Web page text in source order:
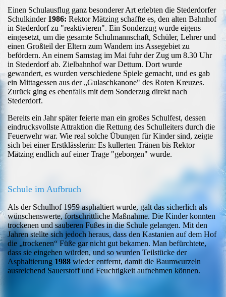
Einen Schulausflug ganz besonderer Art erlebten die Stederdorfer
Schulkinder 1986: Rektor Mätzing schaffte es, den alten Bahnhof
in Stederdorf zu "reaktivieren". Ein Sonderzug wurde eigens
eingesetzt, um die gesamte Schulmannschaft, Schüler, Lehrer und
einen Großteil der Eltern zum Wandern ins Assegebiet zu
befördern. An einem Samstag im Mai fuhr der Zug um 8.30 Uhr
in Stederdorf ab. Zielbahnhof war Dettum. Dort wurde
gewandert, es wurden verschiedene Spiele gemacht, und es gab
ein Mittagessen aus der „Gulaschkanone" des Roten Kreuzes.
Zurück ging es ebenfalls mit dem Sonderzug direkt nach
Stederdorf.
Bereits ein Jahr später feierte man ein großes Schulfest, dessen
eindrucksvollste Attraktion die Rettung des Schulleiters durch die
Feuerwehr war. Wie real solche Übungen für Kinder sind, zeigte
sich bei einer Erstklässlerin: Es kullerten Tränen bis Rektor
Mätzing endlich auf einer Trage "geborgen" wurde.
Schule im Aufbruch
Als der Schulhof 1959 asphaltiert wurde, galt das sicherlich als
wünschenswerte, fortschrittliche Maßnahme. Die Kinder konnten
trockenen und sauberen Fußes in die Schule gelangen. Mit den
Jahren stellte sich jedoch heraus, dass den Kastanien auf dem Hof
die „trockenen“ Füße gar nicht gut bekamen. Man befürchtete,
dass sie eingehen würden, und so wurden Teilstücke der
Asphaltierung 1988 wieder entfernt, damit die Baumwurzeln
ausreichend Sauerstoff und Feuchtigkeit aufnehmen können.